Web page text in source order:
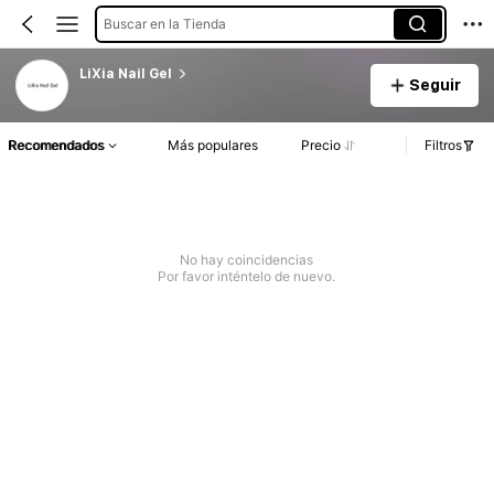
Buscar en la Tienda
LiXia Nail Gel
Seguir
Recomendados Más populares Precio Filtros
No hay coincidencias
Por favor inténtelo de nuevo.